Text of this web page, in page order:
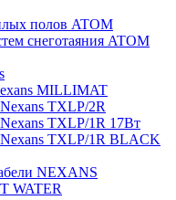
полов ATOM
снеготаяния ATOM
MILLIMAT
TXLP/2R
TXLP/1R 17Вт
Nexans TXLP/1R BLACK
NEXANS
WATER